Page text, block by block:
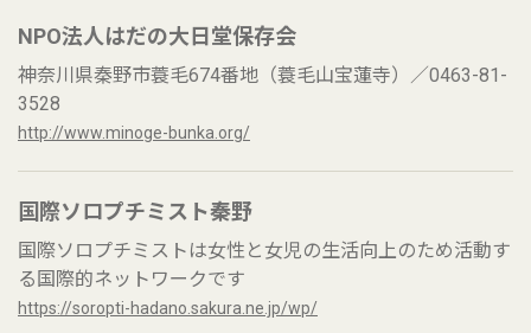
NPO法人はだの大日堂保存会
神奈川県秦野市蓑毛674番地（蓑毛山宝蓮寺）／0463-81-
3528
http://www.minoge-bunka.org/
国際ソロプチミスト秦野
国際ソロプチミストは女性と女児の生活向上のため活動す
る国際的ネットワークです
https://soropti-hadano.sakura.ne.jp/wp/